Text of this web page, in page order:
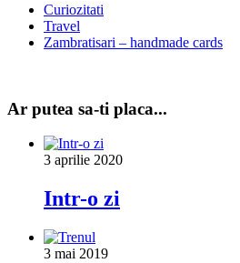
Curiozitati
Travel
Zambratisari – handmade cards
Ar putea sa-ti placa...
3 aprilie 2020
Intr-o zi
3 mai 2019